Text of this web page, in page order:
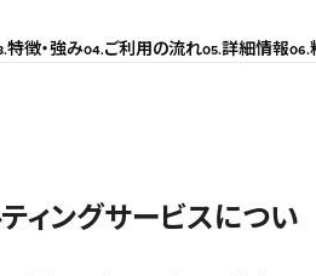
特徴・強み ご利用の流れ 詳細情報
ィングサービスについ